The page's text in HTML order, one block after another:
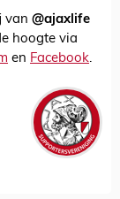
van @ajaxlife
hoogte via
en Facebook.